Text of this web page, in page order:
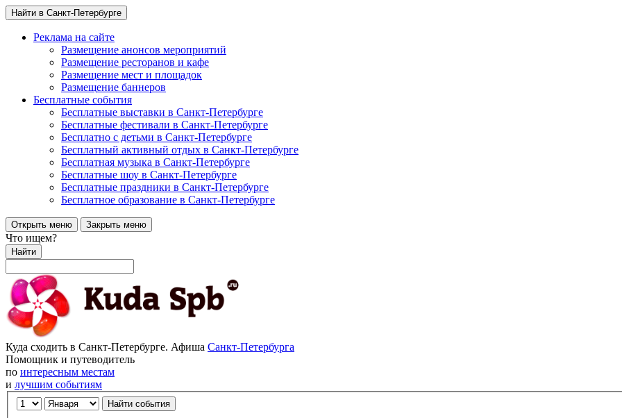
Найти в Санкт-Петербурге
Реклама на сайте
Размещение анонсов мероприятий
Размещение ресторанов и кафе
Размещение мест и площадок
Размещение баннеров
Бесплатные события
Бесплатные выставки в Санкт-Петербурге
Бесплатные фестивали в Санкт-Петербурге
Бесплатно с детьми в Санкт-Петербурге
Бесплатный активный отдых в Санкт-Петербурге
Бесплатная музыка в Санкт-Петербурге
Бесплатные шоу в Санкт-Петербурге
Бесплатные праздники в Санкт-Петербурге
Бесплатное образование в Санкт-Петербурге
Открыть меню Закрыть меню
Что ищем?
Найти
Куда сходить в Санкт-Петербурге. Афиша Санкт-Петербурга
Помощник и путеводитель
по интересным местам
и лучшим событиям